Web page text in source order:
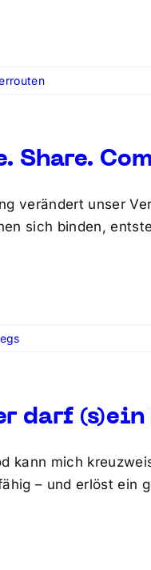
Share.
verändert unser
sich binden,
darf (s)ein
kann mich
– und erlöst ein